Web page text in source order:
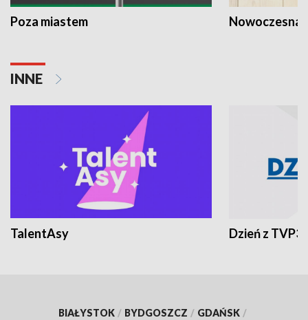
Poza miastem Nowoczesna
INNE
TalentAsy Dzień z TVP3
BIAŁYSTOK / BYDGOSZCZ / GDAŃSK /